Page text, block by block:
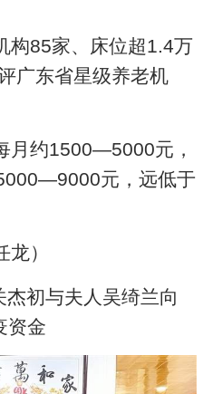
构85家、床位超1.4万
广东省星级养老机
月约1500—5000元，
元，远低于
龙）
杰初与夫人吴绮兰向
资金